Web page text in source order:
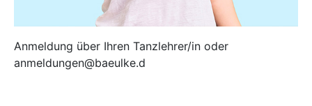
Anmeldung über Ihren Tanzlehrer/in oder
anmeldungen@baeulke.d